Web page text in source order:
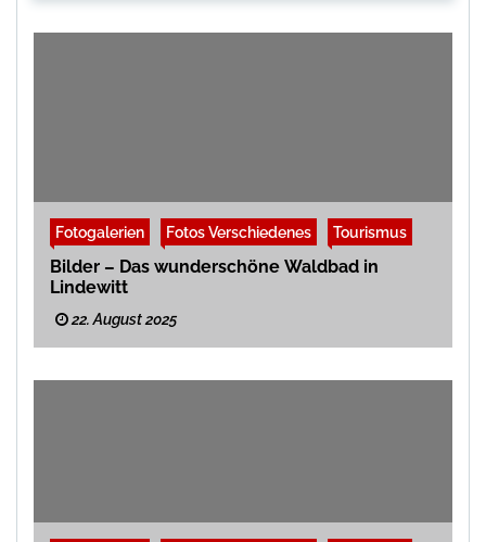
Fotogalerien Fotos Verschiedenes Tourismus
Bilder – Das wunderschöne Waldbad in
Lindewitt
22. August 2025